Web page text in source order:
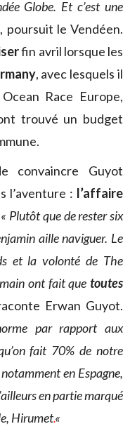
Globe. Et c’est une
, poursuit le Vendéen.
fin avril lorsque les
, avec lesquels il
Race Europe,
trouvé un budget
convaincre Guyot
l’aventure : l’affaire
« Plutôt que de rester six
aille naviguer. Le
et la volonté de The
ont fait que toutes
Erwan Guyot.
par rapport aux
fait 70% de notre
en Espagne,
en partie marqué
Hirumet.«